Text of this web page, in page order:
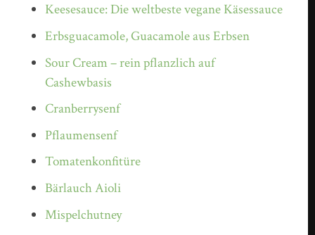
Keesesauce: Die weltbeste vegane Käsessauce
Erbsguacamole, Guacamole aus Erbsen
Sour Cream – rein pflanzlich auf
Cashewbasis
Cranberrysenf
Pflaumensenf
Tomatenkonfitüre
Bärlauch Aioli
Mispelchutney